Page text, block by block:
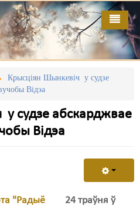
Крысціян Шынкевіч у судзе
Відэа
судзе абскарджвае
Відэа
24 траўня ў